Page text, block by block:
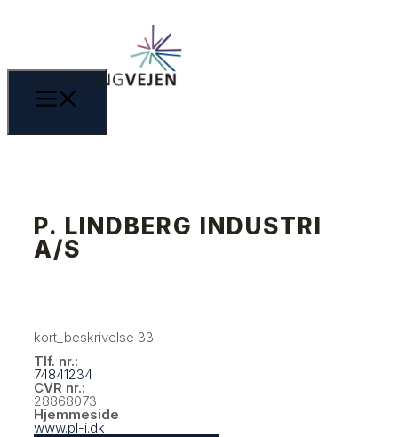
P. LINDBERG INDUSTRI
A/S
kort_beskrivelse 33
Tlf. nr.:
74841234
CVR nr.:
28868073
Hjemmeside
www.pl-i.dk